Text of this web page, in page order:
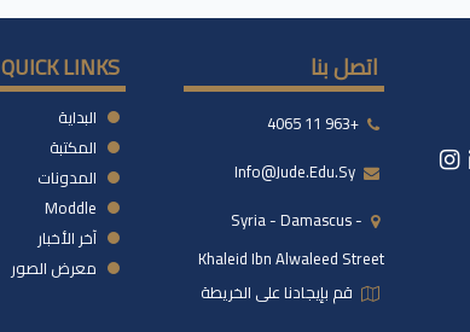
اتصل بنا
+963 11 4065
Syria - Damascus -
Khaleid Ibn Alwaleed Street
قم بإيجادنا على الخريطة
QUICK LINKS
البداية
المكتبة
المدونات
Moddle
آخر الأخبار
معرض الصور